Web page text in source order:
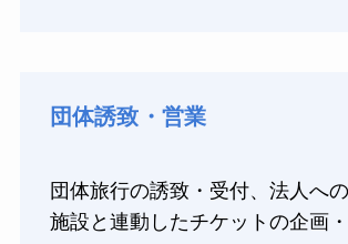
団体誘致・営業
団体旅行の誘致・受付、法人へ
施設と連動したチケットの企画・